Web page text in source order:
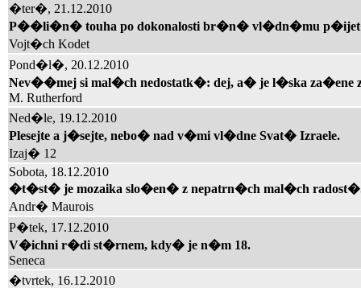
�ter�, 21.12.2010
P��li�n� touha po dokonalosti br�n� vl�dn�mu
Vojt�ch Kodet
Pond�l�, 20.12.2010
Nev��mej si mal�ch nedostatk�: dej, a� je l�ska za�ene z
M. Rutherford
Ned�le, 19.12.2010
Plesejte a j�sejte, nebo� nad v�mi vl�dne Svat� Izraele.
Izaj� 12
Sobota, 18.12.2010
�t�st� je mozaika slo�en� z nepatrn�ch mal�ch
Andr� Maurois
P�tek, 17.12.2010
V�ichni r�di st�rnem, kdy� je n�m 18.
Seneca
�tvrtek, 16.12.2010